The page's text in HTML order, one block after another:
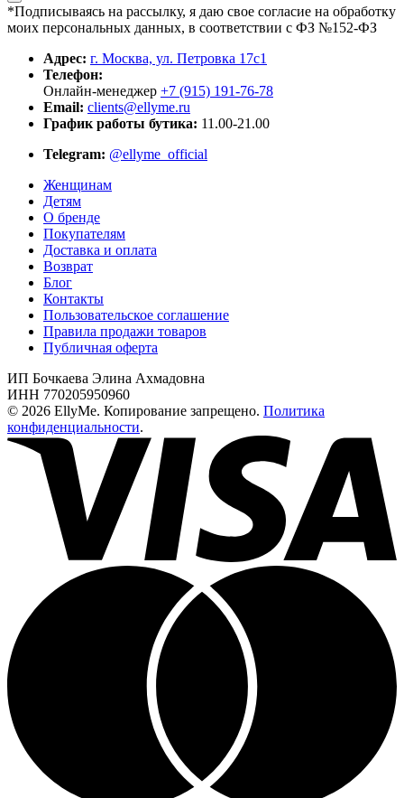
*Подписываясь на рассылку, я даю свое согласие на обработку
моих персональных данных, в соответствии с ФЗ №152-ФЗ
Адрес: г. Москва, ул. Петровка 17с1
Телефон:
Онлайн-менеджер +7 (915) 191-76-78
Email: clients@ellyme.ru
График работы бутика: 11.00-21.00
Telegram: @ellyme_official
Женщинам
Детям
О бренде
Покупателям
Доставка и оплата
Возврат
Блог
Контакты
Пользовательское соглашение
Правила продажи товаров
Публичная оферта
ИП Бочкаева Элина Ахмадовна
ИНН 770205950960
© 2026 EllyMe. Копирование запрещено. Политика
конфиденциальности.